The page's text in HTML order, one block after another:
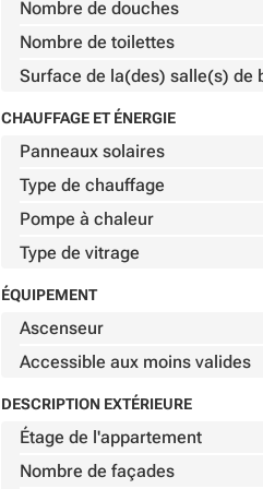
Nombre de douches
Nombre de toilettes
Surface de la(des) salle(s) de
CHAUFFAGE ET ÉNERGIE
Panneaux solaires
Type de chauffage
Pompe à chaleur
Type de vitrage
ÉQUIPEMENT
Ascenseur
Accessible aux moins valides
DESCRIPTION EXTÉRIEURE
Étage de l'appartement
Nombre de façades